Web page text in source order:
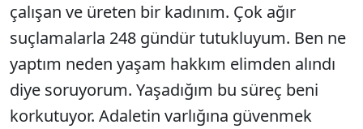
çalışan ve üreten bir kadınım. Çok ağır
suçlamalarla 248 gündür tutukluyum. Ben ne
yaptım neden yaşam hakkım elimden alındı
diye soruyorum. Yaşadığım bu süreç beni
korkutuyor. Adaletin varlığına güvenmek